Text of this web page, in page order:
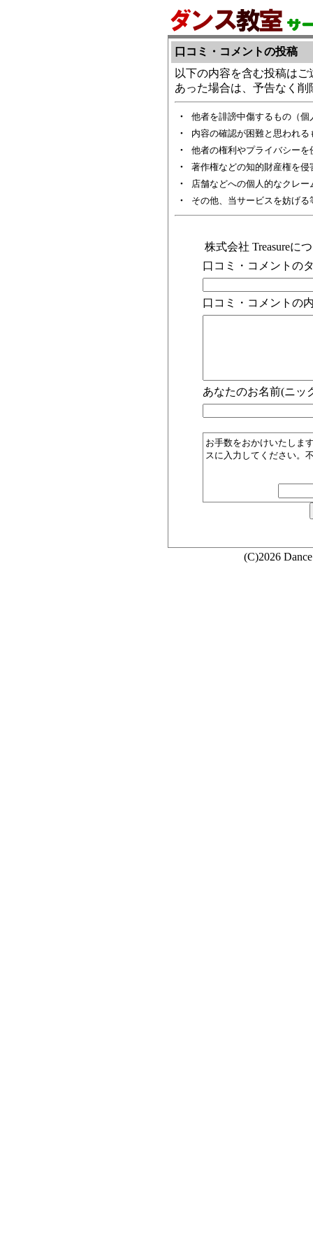
口コミ・コメントの投稿
以下の内容を含む投稿は
あった場合は、予告なく削
・
他者を誹謗中傷するもの（
・
内容の確認が困難と思われ
・
他者の権利やプライバシーを
・
著作権などの知的財産権を侵
・
店舗などへの個人的なクレ
・
その他、当サービスを妨げ
株式会社 Treasureに
口コミ・コメントの
口コミ・コメントの
あなたのお名前(ニッ
お手数をおかけいたしま
スに入力してください。
(C)2026